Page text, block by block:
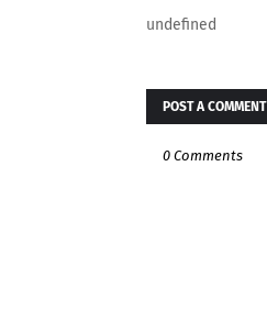
undefined
POST A COMMENT
0 Comments